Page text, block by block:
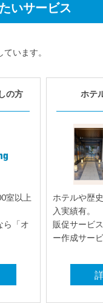
いサービス
います。
の方
室以上
ら「オ
ホテ
ホテルや歴
入実績有。
販促サービ
ー作成サービ